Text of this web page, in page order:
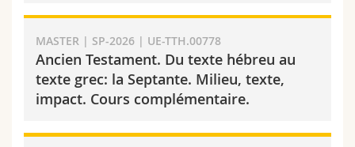
Université
Formation continue
Sciences économiques et sociales et management
Lettres et sciences humaines
Sciences de l'éducation et de la formation
Etudiants
Médias
Chercheurs
Annuaire du personnel
Plan d'accès
Bibliothèques
MASTER | SP-2026 | UE-TTH.00778
Ancien Testament. Du texte hébreu au
texte grec: la Septante. Milieu, texte,
impact. Cours complémentaire.